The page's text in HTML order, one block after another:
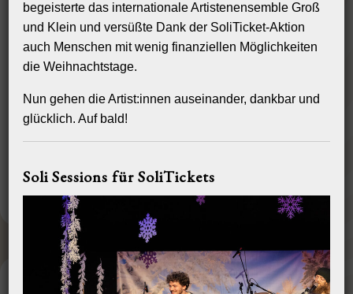
Die Mitarbeiter
begeisterte das internationale Artistenensemble Groß
und Klein und versüßte Dank der SoliTicket-Aktion
auch Menschen mit wenig finanziellen Möglichkeiten
die Weihnachtstage.
Nun gehen die Artist:innen auseinander, dankbar und
glücklich. Auf bald!
Soli Sessions für SoliTickets